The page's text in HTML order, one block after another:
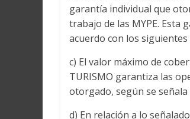
garantía individual que
trabajo de las MYPE. Esta
acuerdo con los
c) El valor máximo de
TURISMO garantiza las
otorgado, según se
d) En relación a lo